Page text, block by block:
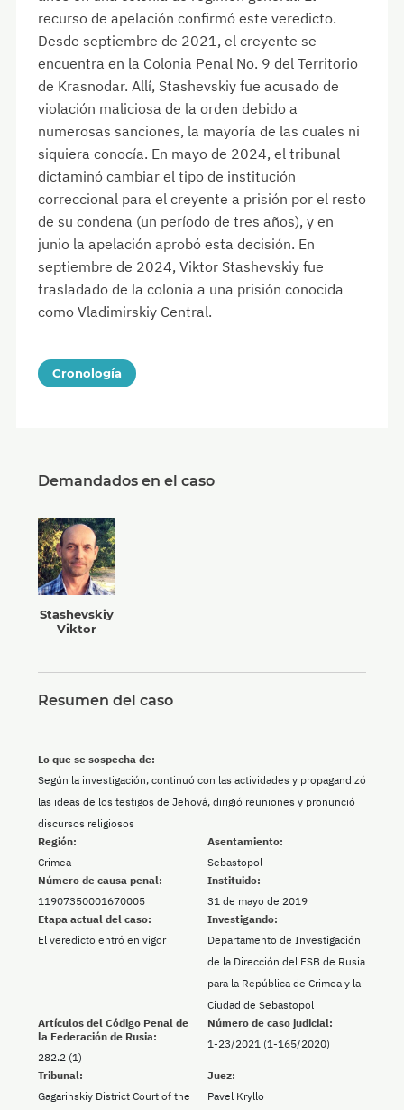
recurso de apelación confirmó este veredicto.
Desde septiembre de 2021, el creyente se
encuentra en la Colonia Penal No. 9 del Territorio
de Krasnodar. Allí, Stashevskiy fue acusado de
violación maliciosa de la orden debido a
numerosas sanciones, la mayoría de las cuales ni
siquiera conocía. En mayo de 2024, el tribunal
dictaminó cambiar el tipo de institución
correccional para el creyente a prisión por el resto
de su condena (un período de tres años), y en
junio la apelación aprobó esta decisión. En
septiembre de 2024, Viktor Stashevskiy fue
trasladado de la colonia a una prisión conocida
como Vladimirskiy Central.
Cronología
Demandados en el caso
Stashevskiy
Viktor
Resumen del caso
Región:
Crimea
Asentamiento:
Sebastopol
Lo que se sospecha de:
Según la investigación, continuó con las actividades y propagandizó
las ideas de los testigos de Jehová, dirigió reuniones y pronunció
discursos religiosos
Número de causa penal:
11907350001670005
Instituido:
31 de mayo de 2019
Etapa actual del caso:
El veredicto entró en vigor
Investigando:
Departamento de Investigación
de la Dirección del FSB de Rusia
para la República de Crimea y la
Ciudad de Sebastopol
Artículos del Código Penal de
la Federación de Rusia:
282.2 (1)
Número de caso judicial:
1-23/2021 (1-165/2020)
Tribunal:
Gagarinskiy District Court of the
Juez:
Pavel Kryllo